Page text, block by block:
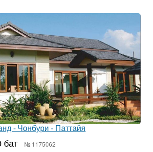
- Чонбури - Паттайя
бат № 1175062